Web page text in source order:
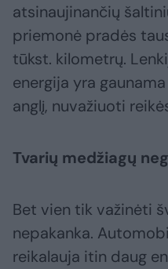
atsinaujinančių
priemonė pradės
tūkst. kilometrų.
energija yra
anglį, nuvažiuoti
Tvarių medžiagų
Bet vien tik važinėti
nepakanka.
reikalauja itin daug